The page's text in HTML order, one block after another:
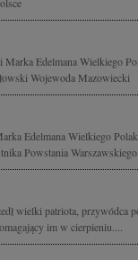
Edelmana Wielkiego
Wojewoda Mazowiecki
Edelmana Wielkiego
Powstania
wielki patriota, przywódca
im w cierpieniu....